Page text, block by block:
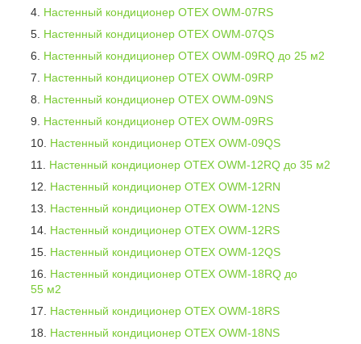
Настенный кондиционер OTEX OWM-07RS
Настенный кондиционер OTEX OWM-07QS
Настенный кондиционер OTEX OWM-09RQ до 25 м2
Настенный кондиционер OTEX OWM-09RP
Настенный кондиционер OTEX OWM-09NS
Настенный кондиционер OTEX OWM-09RS
Настенный кондиционер OTEX OWM-09QS
Настенный кондиционер OTEX OWM-12RQ до 35 м2
Настенный кондиционер OTEX OWM-12RN
Настенный кондиционер OTEX OWM-12NS
Настенный кондиционер OTEX OWM-12RS
Настенный кондиционер OTEX OWM-12QS
Настенный кондиционер OTEX OWM-18RQ до
55 м2
Настенный кондиционер OTEX OWM-18RS
Настенный кондиционер OTEX OWM-18NS